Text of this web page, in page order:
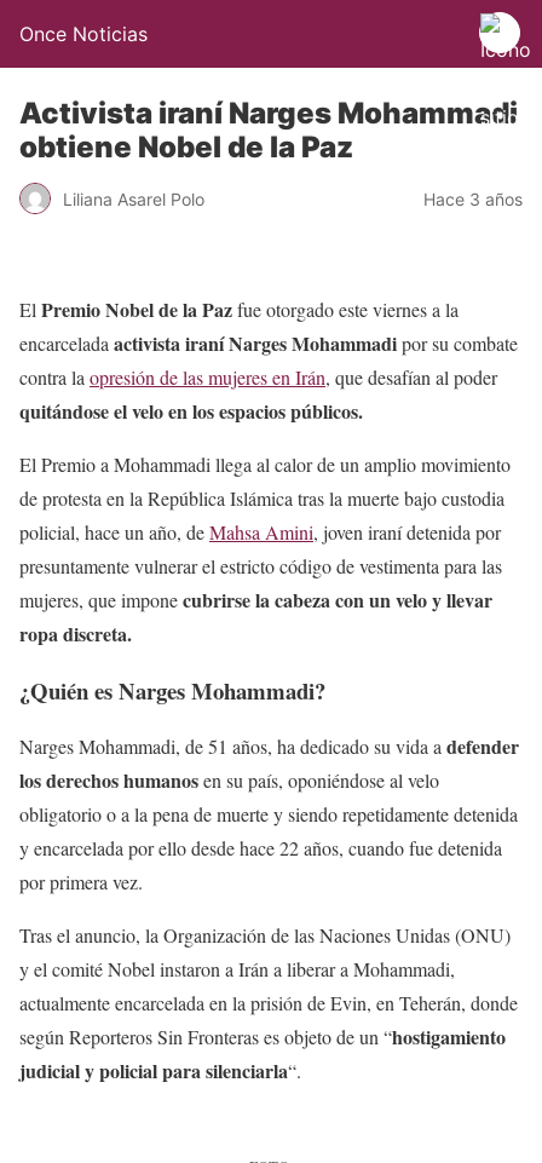
Once Noticias
Activista iraní Narges Mohammadi
obtiene Nobel de la Paz
Liliana Asarel Polo Hace 3 años
El Premio Nobel de la Pazfue otorgado este viernes a la
encarcelada activista iraní Narges Mohammadipor su combate
contra la opresión de las mujeres en Irán, que desafían al poder
quitándose el velo en los espacios públicos.
El Premio a Mohammadi llega al calor de un amplio movimiento
de protesta en la República Islámica tras la muerte bajo custodia
policial, hace un año, deMahsa Amini, joven iraní detenida por
presuntamente vulnerar el estricto código de vestimenta para las
mujeres, que imponecubrirse la cabeza con un velo y llevar
ropa discreta.
¿Quién es Narges Mohammadi?
Narges Mohammadi, de 51 años, ha dedicado su vida adefender
los derechos humanosen su país, oponiéndose al velo
obligatorio o a la pena de muerte y siendo repetidamente detenida
y encarcelada por ello desde hace 22 años, cuando fue detenida
por primera vez.
Tras el anuncio, la Organización de las Naciones Unidas (ONU)
y el comité Nobel instaron a Irán a liberar a Mohammadi,
actualmente encarcelada en la prisión de Evin, en Teherán, donde
según Reporteros Sin Fronteras es objeto de un “hostigamiento
judicial y policial para silenciarla“.